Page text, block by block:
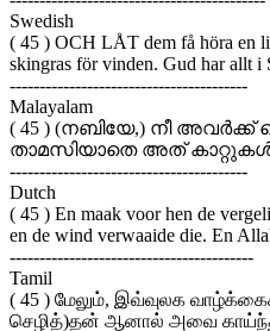
Swedish
( 45 ) OCH LÅT dem få höra en
skingras för vinden. Gud har allt i
----------------------------------------
Malayalam
( 45 ) (നബിയേ,) നീ
താമസിയാതെ അത്
----------------------------------------
Dutch
( 45 ) En maak voor hen de
en de wind verwaaide die. En
-----------------------------------------
Tamil
( 45 ) மேலும், இவ்வுலக
செழித்)தன் ஆனால் அவை